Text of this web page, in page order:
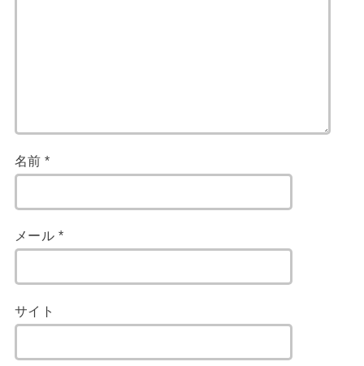
名前*
メール *
サイト